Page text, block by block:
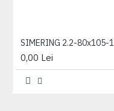
SIMERING 2.2-80x105-1
0,00 Lei